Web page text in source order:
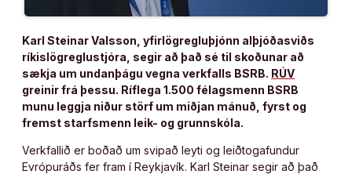
Karl Steinar Valsson, yfirlögregluþjónn alþjóðasviðs
ríkislögreglustjóra, segir að það sé til skoðunar að
sækja um undanþágu vegna verkfalls BSRB. RÚV
greinir frá þessu. Ríflega 1.500 félagsmenn BSRB
munu leggja niður störf um miðjan mánuð, fyrst og
fremst starfsmenn leik- og grunnskóla.
Verkfallið er boðað um svipað leyti og leiðtogafundur
Evrópuráðs fer fram í Reykjavík. Karl Steinar segir að það